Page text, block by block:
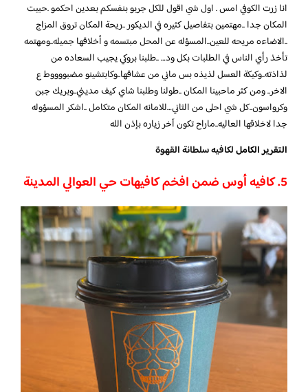
انا زرت الكوفي امس . اول شي اقول للكل جربو بنفسكم بعدين احكمو .حبيت
المكان جدا ..مهتمين بتفاصيل كثيره في الديكور ..ريحة المكان تروق المزاج
..الاضاءه مريحه للعين..المسؤله عن المحل مبتسمه و أخلاقها جميله..ومهتمه
تأخذ رأي الناس في الطلبات بكل ود… ..طلبنا بروكي يجيب السعاده من
لذاذته..وكيكة العسل لذيذه بس ماني من عشاقها..وكابتشينو مضبووووط ع
الاخر.. ومن كثر ماحبينا المكان ..طولنا وطلبنا شاي كيف مديني..وبريك جبن
وكرواسون..كل شي احلى من الثاني…للامانه المكان متكامل ..اشكر المسؤوله
جدا لاخلاقها العاليه..ماراح تكون آخر زياره بإذن الله
التقرير الكامللكافيه سلطانة القهوة
5. كافيه أوس ضمن افخم كافيهات حي العوالي المدينة